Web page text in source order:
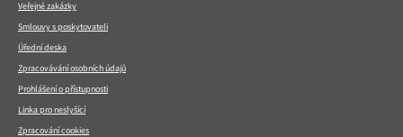
Veřejné zakázky
Smlouvy s poskytovateli
Úřední deska
Zpracovávání osobních údajů
Prohlášení o přístupnosti
Linka pro neslyšící
Zpracování cookies